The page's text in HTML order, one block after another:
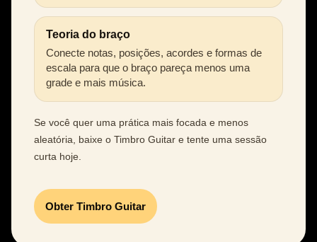
Teoria do braço
Conecte notas, posições, acordes e formas de
escala para que o braço pareça menos uma
grade e mais música.
Se você quer uma prática mais focada e menos
aleatória, baixe o Timbro Guitar e tente uma sessão
curta hoje.
Obter Timbro Guitar